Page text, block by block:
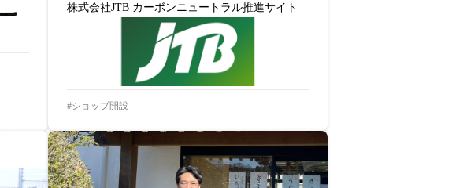
株式会社JTB カーボンニュートラル推進サイト
ショップ開設